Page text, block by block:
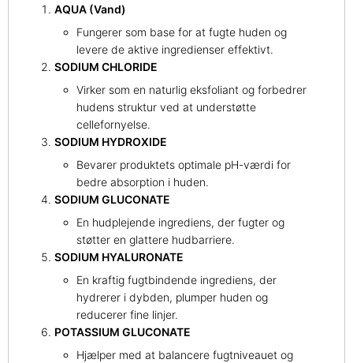
AQUA (Vand)
Fungerer som base for at fugte huden og
levere de aktive ingredienser effektivt.
SODIUM CHLORIDE
Virker som en naturlig eksfoliant og forbedrer
hudens struktur ved at understøtte
cellefornyelse.
SODIUM HYDROXIDE
Bevarer produktets optimale pH-værdi for
bedre absorption i huden.
SODIUM GLUCONATE
En hudplejende ingrediens, der fugter og
støtter en glattere hudbarriere.
SODIUM HYALURONATE
En kraftig fugtbindende ingrediens, der
hydrerer i dybden, plumper huden og
reducerer fine linjer.
POTASSIUM GLUCONATE
Hjælper med at balancere fugtniveauet og